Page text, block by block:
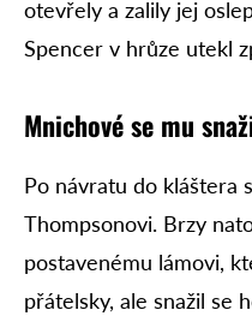
otevřely a zalily jej
Spencer v hrůze utekl
Mnichové se mu
Po návratu do kláštera
Thompsonovi. Brzy
postavenému lámovi,
přátelsky, ale snažil se